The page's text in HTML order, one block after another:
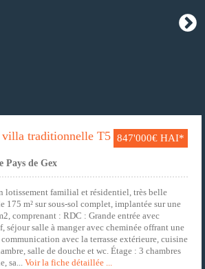
847'000€ HAI*
traditionnelle T5
Pays de Gex
lotissement familial et résidentiel, très belle
175 m² sur sous-sol complet, implantée sur une
comprenant : RDC : Grande entrée avec
séjour salle à manger avec cheminée offrant une
avec la terrasse extérieure, cuisine
salle de douche et wc. Étage : 3 chambres
sa... Voir la fiche détaillée ...